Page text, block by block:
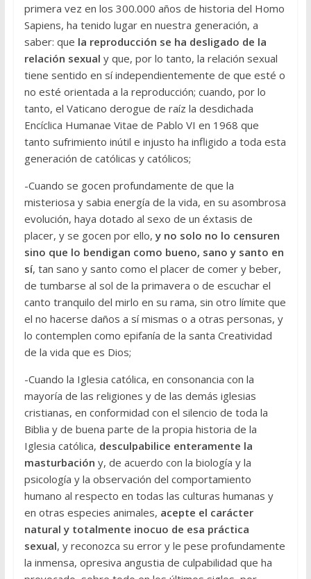
primera vez en los 300.000 años de historia del Homo
Sapiens, ha tenido lugar en nuestra generación, a
saber: que la reproducción se ha desligado de la
relación sexual y que, por lo tanto, la relación sexual
tiene sentido en sí independientemente de que esté o
no esté orientada a la reproducción; cuando, por lo
tanto, el Vaticano derogue de raíz la desdichada
Encíclica Humanae Vitae de Pablo VI en 1968 que
tanto sufrimiento inútil e injusto ha infligido a toda esta
generación de católicas y católicos;
-Cuando se gocen profundamente de que la
misteriosa y sabia energía de la vida, en su asombrosa
evolución, haya dotado al sexo de un éxtasis de
placer, y se gocen por ello,y no solo no lo censuren
sino que lo bendigan como bueno, sano y santo en
sí, tan sano y santo como el placer de comer y beber,
de tumbarse al sol de la primavera o de escuchar el
canto tranquilo del mirlo en su rama, sin otro límite que
el no hacerse daños a sí mismas o a otras personas, y
lo contemplen como epifanía de la santa Creatividad
de la vida que es Dios;
-Cuando la Iglesia católica, en consonancia con la
mayoría de las religiones y de las demás iglesias
cristianas, en conformidad con el silencio de toda la
Biblia y de buena parte de la propia historia de la
Iglesia católica, desculpabilice enteramente la
masturbación y, de acuerdo con la biología y la
psicología y la observación del comportamiento
humano al respecto en todas las culturas humanas y
en otras especies animales, acepte el carácter
natural y totalmente inocuo de esa práctica
sexual, y reconozca su error y le pese profundamente
la inmensa, opresiva angustia de culpabilidad que ha